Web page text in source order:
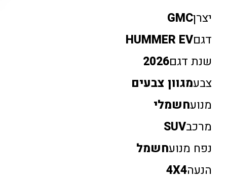
יצרןGMC
דגםHUMMER EV
שנת דגם2026
צבעמגוון צבעים
מנועחשמלי
מרכבSUV
נפח מנועחשמל
הנעה4X4